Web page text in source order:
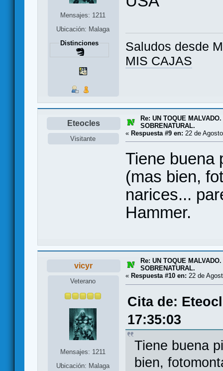
Mensajes: 1211
Ubicación: Malaga
Distinciones
Saludos desde
MIS CAJAS
Eteocles
Visitante
Re: UN TOQUE
SOBRENATURAL.
« Respuesta #9 en: 22 de
Tiene buena
(mas bien,
narices...
Hammer.
vicyr
Veterano
Mensajes: 1211
Ubicación: Malaga
Re: UN TOQUE
SOBRENATURAL.
« Respuesta #10 en: 22 de
Cita de:
17:35:03
Tiene buena
bien,